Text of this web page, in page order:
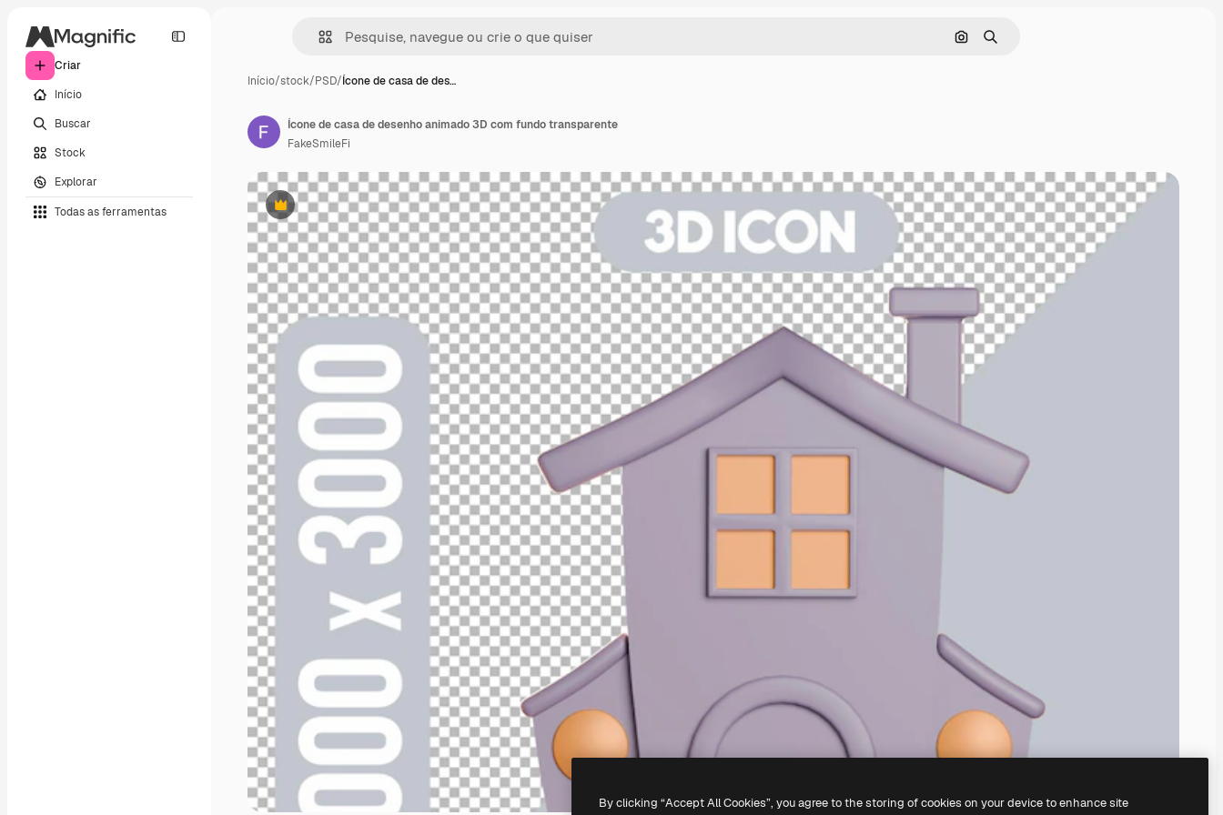
Criar
Início
Buscar
Stock
Explorar
Todas as ferramentas
Pesquisar por imagem
Buscar
Início/stock/PSD/Ícone de casa de des…
Premium
Ícone de casa de desenho animado 3D com fundo transparente
FakeSmileFi
By clicking “Accept All Cookies”, you agree to the storing of cookies on your device to enhance site